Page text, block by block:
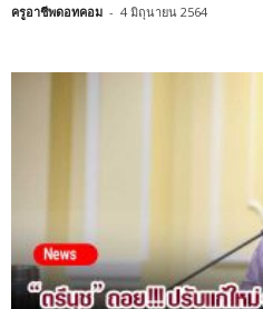
ครูอาชีพดอทคอม - 4 มิถุนายน 2564